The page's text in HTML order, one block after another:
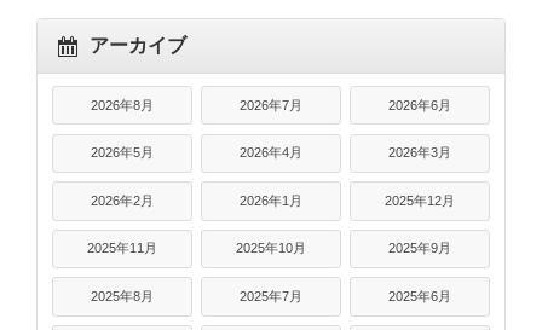
アーカイブ
2026年8月 2026年7月 2026年6月
2026年5月 2026年4月 2026年3月
2026年2月 2026年1月 2025年12月
2025年11月 2025年10月 2025年9月
2025年8月 2025年7月 2025年6月